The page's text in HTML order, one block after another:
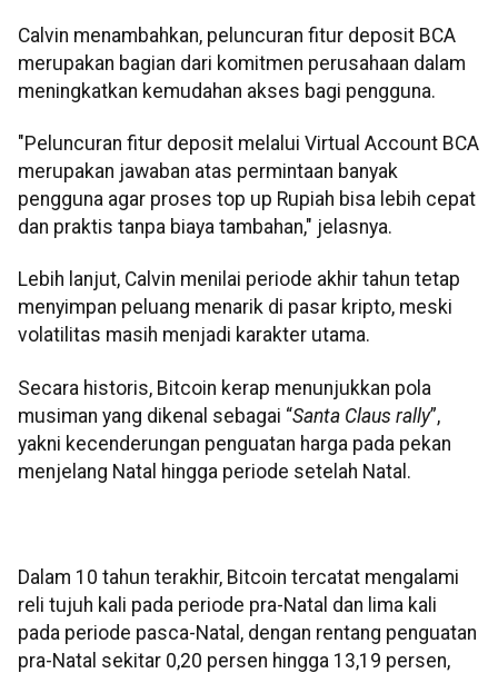
Calvin menambahkan, peluncuran fitur deposit BCA
merupakan bagian dari komitmen perusahaan dalam
meningkatkan kemudahan akses bagi pengguna.
"Peluncuran fitur deposit melalui Virtual Account BCA
merupakan jawaban atas permintaan banyak
pengguna agar proses top up Rupiah bisa lebih cepat
dan praktis tanpa biaya tambahan," jelasnya.
Lebih lanjut, Calvin menilai periode akhir tahun tetap
menyimpan peluang menarik di pasar kripto, meski
volatilitas masih menjadi karakter utama.
Secara historis, Bitcoin kerap menunjukkan pola
musiman yang dikenal sebagai “Santa Claus rally”,
yakni kecenderungan penguatan harga pada pekan
menjelang Natal hingga periode setelah Natal.
Dalam 10 tahun terakhir, Bitcoin tercatat mengalami
reli tujuh kali pada periode pra-Natal dan lima kali
pada periode pasca-Natal, dengan rentang penguatan
pra-Natal sekitar 0,20 persen hingga 13,19 persen,